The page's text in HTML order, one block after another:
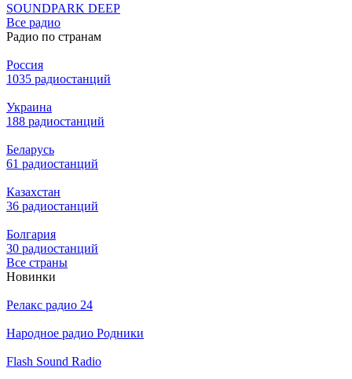
SOUNDPARK DEEP
Все радио
Радио по странам
Россия
1035 радиостанций
Украина
188 радиостанций
Беларусь
61 радиостанций
Казахстан
36 радиостанций
Болгария
30 радиостанций
Все страны
Новинки
Релакс радио 24
Народное радио Родники
Flash Sound Radio